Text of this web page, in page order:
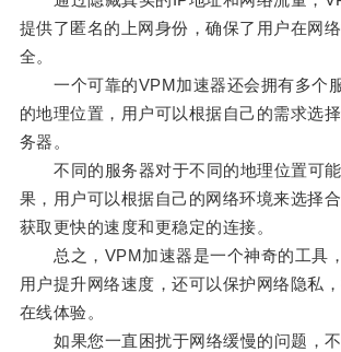
提供了匿名的上网身份，确保了用户在网
全。
一个可靠的VPM加速器还会拥有多个
的地理位置，用户可以根据自己的需求选
务器。
不同的服务器对于不同的地理位置可能
果，用户可以根据自己的网络环境来选择
获取更快的速度和更稳定的连接。
总之，VPM加速器是一个神奇的工具
用户提升网络速度，还可以保护网络隐私
在线体验。
如果您一直困扰于网络缓慢的问题，不